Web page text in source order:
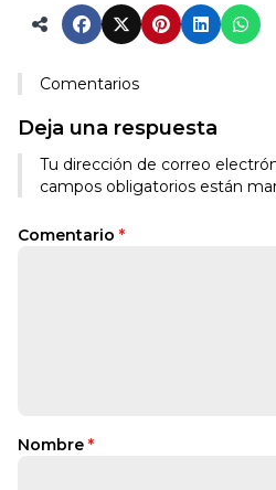
Comentarios
Deja una respuesta
Tu dirección de correo
campos obligatorios están
Comentario *
Nombre *
Alternative: